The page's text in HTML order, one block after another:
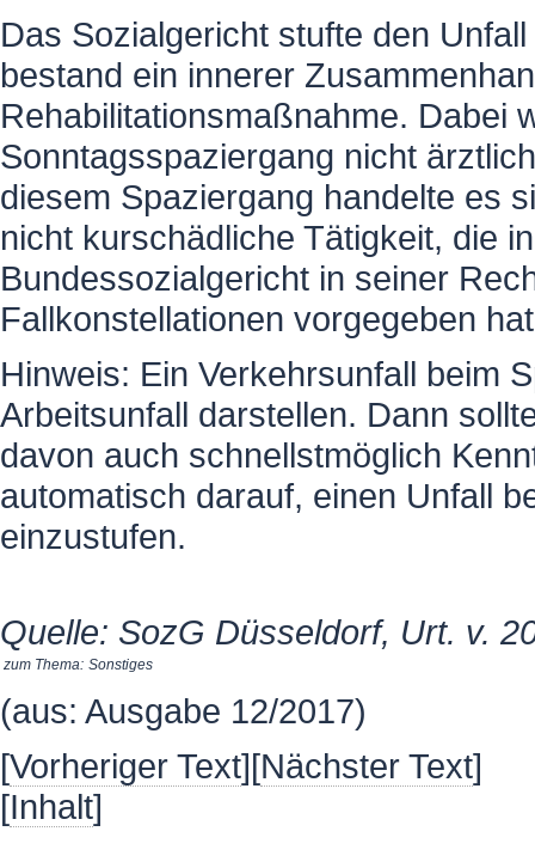
Das Sozialgericht stufte den
bestand ein innerer
Rehabilitationsmaßnahme. Dabei
Sonntagsspaziergang nicht
diesem Spaziergang handelte es
nicht kurschädliche Tätigkeit, die
Bundessozialgericht in seiner
Fallkonstellationen vorgegeben
Hinweis: Ein Verkehrsunfall beim
Arbeitsunfall darstellen. Dann
davon auch schnellstmöglich
automatisch darauf, einen Unfall
einzustufen.
Quelle: SozG Düsseldorf, Urt. v.
zum Thema: Sonstiges
(aus: Ausgabe 12/2017)
[Vorheriger Text][Nächster Text]
[Inhalt]